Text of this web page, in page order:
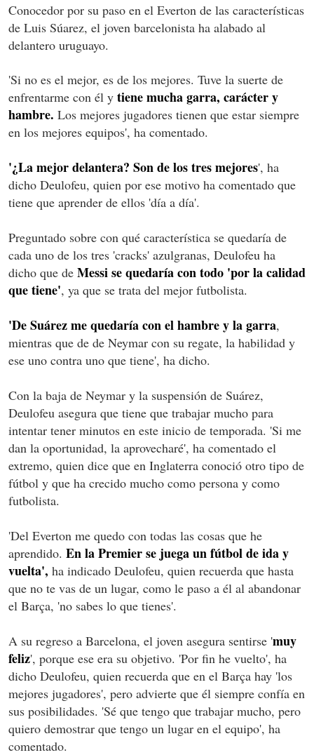
Conocedor por su paso en el Everton de las características
de Luis Súarez, el joven barcelonista ha alabado al
delantero uruguayo.
'Si no es el mejor, es de los mejores. Tuve la suerte de
enfrentarme con él y tiene mucha garra, carácter y
hambre. Los mejores jugadores tienen que estar siempre
en los mejores equipos', ha comentado.
'¿La mejor delantera? Son de los tres mejores', ha
dicho Deulofeu, quien por ese motivo ha comentado que
tiene que aprender de ellos 'día a día'.
Preguntado sobre con qué característica se quedaría de
cada uno de los tres 'cracks' azulgranas, Deulofeu ha
dicho que de Messi se quedaría con todo 'por la calidad
que tiene', ya que se trata del mejor futbolista.
'De Suárez me quedaría con el hambre y la garra,
mientras que de de Neymar con su regate, la habilidad y
ese uno contra uno que tiene', ha dicho.
Con la baja de Neymar y la suspensión de Suárez,
Deulofeu asegura que tiene que trabajar mucho para
intentar tener minutos en este inicio de temporada. 'Si me
dan la oportunidad, la aprovecharé', ha comentado el
extremo, quien dice que en Inglaterra conoció otro tipo de
fútbol y que ha crecido mucho como persona y como
futbolista.
'Del Everton me quedo con todas las cosas que he
aprendido. En la Premier se juega un fútbol de ida y
vuelta', ha indicado Deulofeu, quien recuerda que hasta
que no te vas de un lugar, como le paso a él al abandonar
el Barça, 'no sabes lo que tienes'.
A su regreso a Barcelona, el joven asegura sentirse 'muy
feliz', porque ese era su objetivo. 'Por fin he vuelto', ha
dicho Deulofeu, quien recuerda que en el Barça hay 'los
mejores jugadores', pero advierte que él siempre confía en
sus posibilidades. 'Sé que tengo que trabajar mucho, pero
quiero demostrar que tengo un lugar en el equipo', ha
comentado.